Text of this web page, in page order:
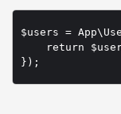
$users =
return
});